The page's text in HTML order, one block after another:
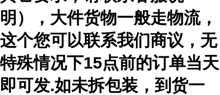
明），大件货物一般走物流，
这个您可以联系我们商议，无
特殊情况下15点前的订单当天
即可发.如未拆包装，到货一